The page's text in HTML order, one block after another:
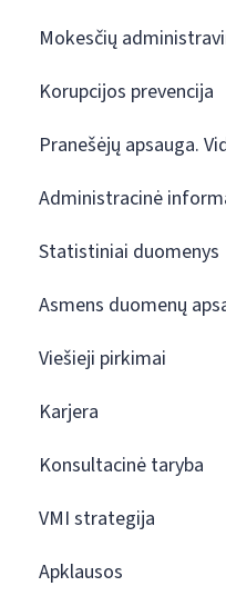
Mokesčių
Korupcijos prevencija
Pranešėjų apsauga.
Administracinė
Statistiniai duomenys
Asmens duomenų
Viešieji pirkimai
Karjera
Konsultacinė taryba
VMI strategija
Apklausos